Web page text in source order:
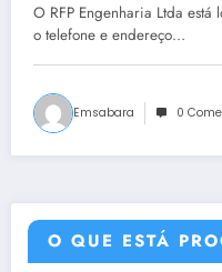
O RFP Engenharia Ltda
o telefone e endereço…
Emsabara 0
O QUE ESTÁ